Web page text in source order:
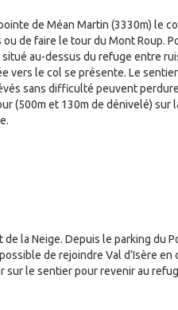
de Méan Martin (3330m) le
de faire le tour du Mont Roup.
au-dessus du refuge entre
vers le col se présente. Le
sans difficulté peuvent
(500m et 130m de dénivelé) sur
la Neige. Depuis le parking du
de rejoindre Val d’Isère
le sentier pour revenir au